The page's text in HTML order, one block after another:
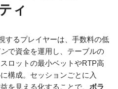
ィ
するプレイヤーは、手数料の低
で資金を運用し、テーブルの
ロットの最小ベットやRTP高
構成。セッションごとに入
を見える化することで、 ボラ